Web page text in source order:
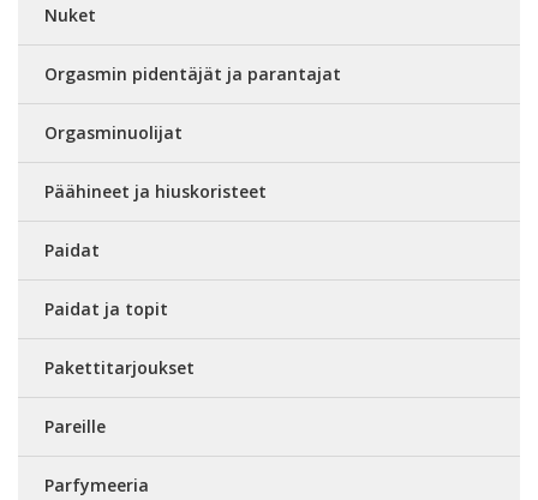
Nuket
Orgasmin pidentäjät ja parantajat
Orgasminuolijat
Päähineet ja hiuskoristeet
Paidat
Paidat ja topit
Pakettitarjoukset
Pareille
Parfymeeria